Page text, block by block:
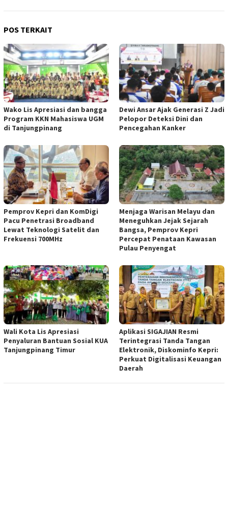
POS TERKAIT
Wako Lis Apresiasi dan bangga
Program KKN Mahasiswa UGM
di Tanjungpinang
Dewi Ansar Ajak Generasi Z Jadi
Pelopor Deteksi Dini dan
Pencegahan Kanker
Pemprov Kepri dan KomDigi
Pacu Penetrasi Broadband
Lewat Teknologi Satelit dan
Frekuensi 700MHz
Menjaga Warisan Melayu dan
Meneguhkan Jejak Sejarah
Bangsa, Pemprov Kepri
Percepat Penataan Kawasan
Pulau Penyengat
Wali Kota Lis Apresiasi
Penyaluran Bantuan Sosial KUA
Tanjungpinang Timur
Aplikasi SIGAJIAN Resmi
Terintegrasi Tanda Tangan
Elektronik, Diskominfo Kepri:
Perkuat Digitalisasi Keuangan
Daerah